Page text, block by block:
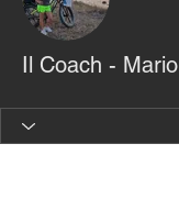
Il Coach - Mario